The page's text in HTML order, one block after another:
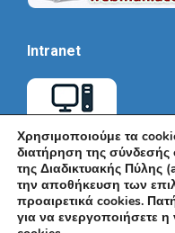
Intranet
Χρησιμοποιούμε τα
διατήρηση της σύνδεσής
της Διαδικτυακής Πύλης
την αποθήκευση των
προαιρετικά cookies.
για να ενεργοποιήσετε